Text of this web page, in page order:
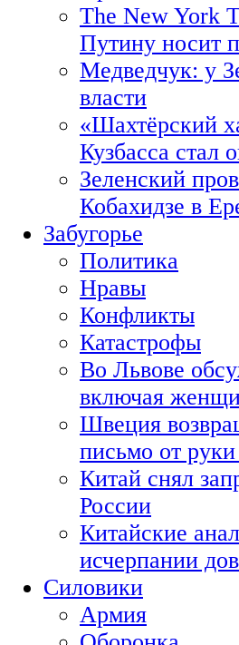
The New York
Путину носит
Медведчук: у
власти
«Шахтёрский
Кузбасса стал
Зеленский
Кобахидзе в
Забугорье
Политика
Нравы
Конфликты
Катастрофы
Во Львове
включая
Швеция
письмо от
Китай снял
России
Китайские
исчерпании
Силовики
Армия